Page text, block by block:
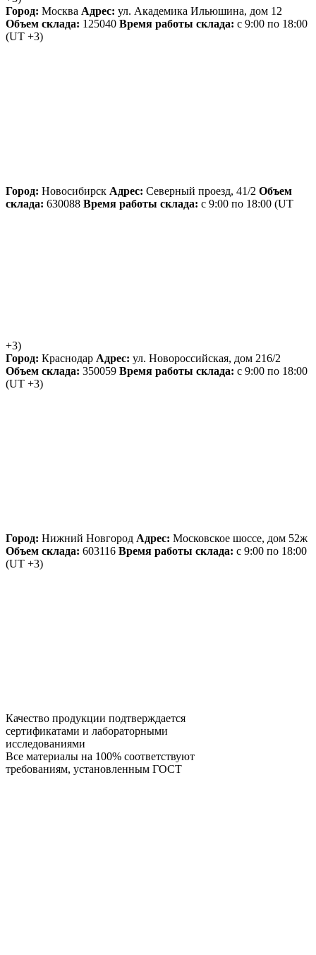
Город: Москва Адрес: ул. Академика Ильюшина, дом 12
Объем склада: 125040 Время работы склада: с 9:00 по 18:00
(UT +3)
Город: Новосибирск Адрес: Северный проезд, 41/2 Объем
склада: 630088 Время работы склада: с 9:00 по 18:00 (UT
+3)
Город: Краснодар Адрес: ул. Новороссийская, дом 216/2
Объем склада: 350059 Время работы склада: с 9:00 по 18:00
(UT +3)
Город: Нижний Новгород Адрес: Московское шоссе, дом 52ж
Объем склада: 603116 Время работы склада: с 9:00 по 18:00
(UT +3)
Качество продукции подтверждается
сертификатами и лабораторными
исследованиями
Все материалы на 100% соответствуют
требованиям, установленным ГОСТ